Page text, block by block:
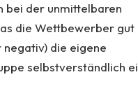
bei der unmittelbaren
die Wettbewerber gut
die eigene
selbstverständlich